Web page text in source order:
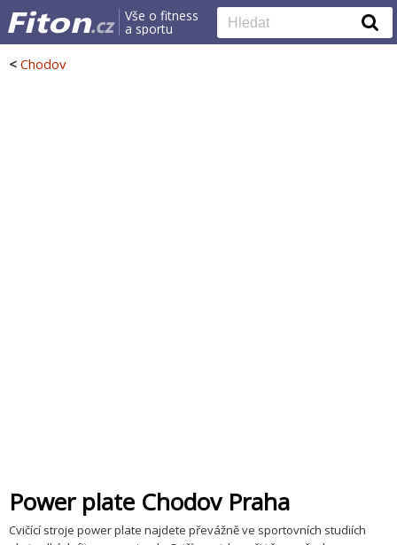
Vše o fitness
a sportu
< Chodov
Power plate Chodov Praha
Cvičící stroje power plate najdete převážně ve sportovních studiích